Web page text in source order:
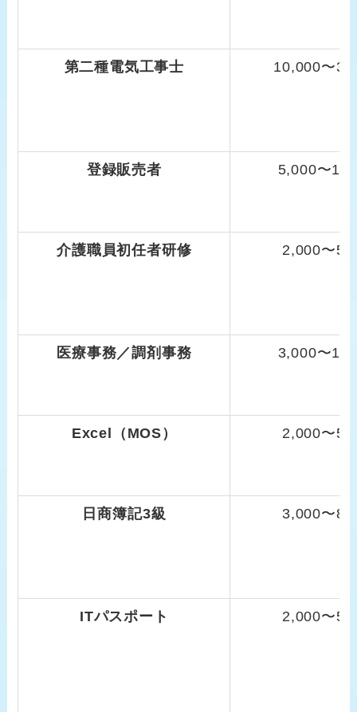
第二種電気工事士 10,000〜
登録販売者 5,000〜
介護職員初任者研修 2,000〜
医療事務／調剤事務 3,000〜
Excel（MOS） 2,000〜
日商簿記3級 3,000〜
ITパスポート 2,000〜